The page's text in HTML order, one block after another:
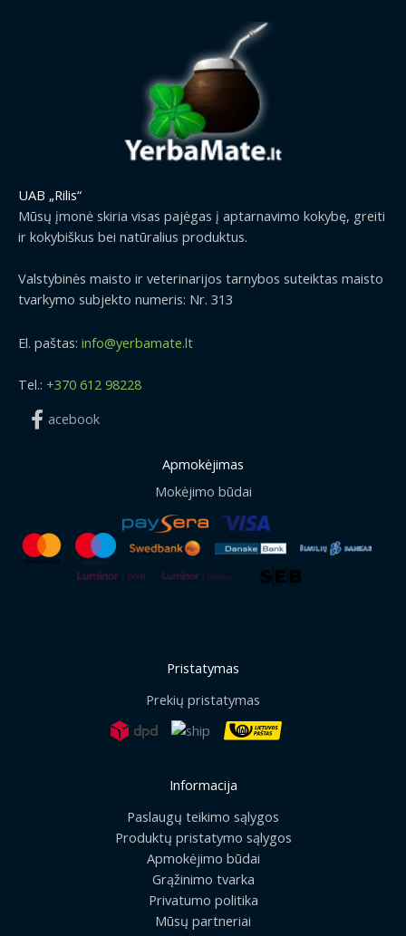
UAB „Rilis“
Mūsų įmonė skiria visas pajėgas į aptarnavimo kokybę, greiti
ir kokybiškus bei natūralius produktus.
Valstybinės maisto ir veterinarijos tarnybos suteiktas maisto
tvarkymo subjekto numeris: Nr. 313
El. paštas: info@yerbamate.lt
Tel.: +370 612 98228
acebook
Apmokėjimas
Mokėjimo būdai
Pristatymas
Prekių pristatymas
Informacija
Paslaugų teikimo sąlygos
Produktų pristatymo sąlygos
Apmokėjimo būdai
Grąžinimo tvarka
Privatumo politika
Mūsų partneriai